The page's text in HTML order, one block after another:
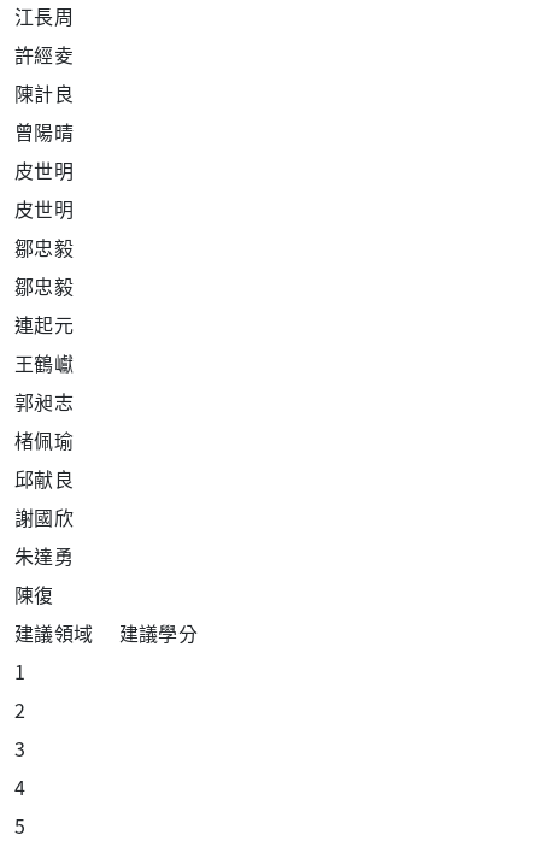
江長周
許經夌
陳計良
曾陽晴
皮世明
皮世明
鄒忠毅
鄒忠毅
連起元
王鶴巘
郭昶志
楮佩瑜
邱献良
謝國欣
朱達勇
陳復
建議領域 建議學分
1
2
3
4
5